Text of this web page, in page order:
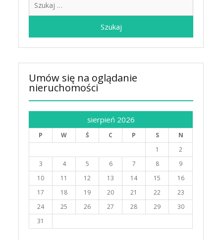
Umów się na oglądanie
nieruchomości
sierpień 2026
P W Ś C P S
N
1
2
3
4 5 6 7 8
9
10
11 12 13 14 15
16
17
18 19 20 21 22
23
24
25 26 27 28 29
30
31